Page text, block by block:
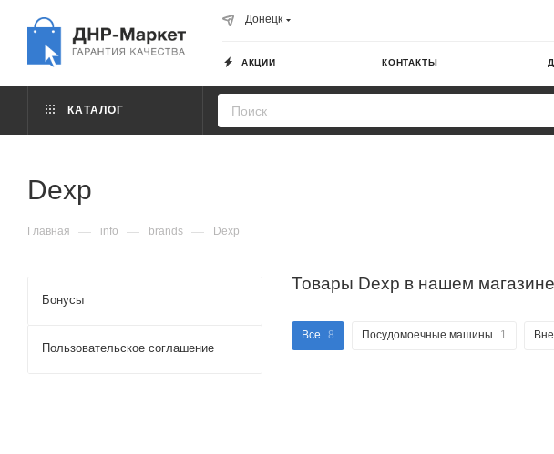
Донецк
АКЦИИ КОНТАКТЫ
КАТАЛОГ
Dexp
Главная — info — brands — Dexp
Товары Dexp в нашем магазине
Все 8 Посудомоечные машины 1
Бонусы
Пользовательское соглашение